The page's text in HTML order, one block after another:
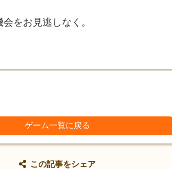
をお見逃しなく。
ゲーム一覧に戻る
この記事をシェア